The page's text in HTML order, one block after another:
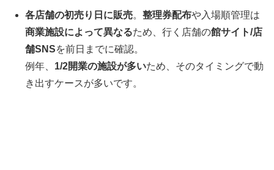
各店舗の初売り日に販売。整理券配布や入場順管理は
商業施設によって異なるため、行く店舗の館サイト/店
舗SNSを前日までに確認。
例年、 1/2開業の施設が多いため、そのタイミングで動
き出すケースが多いです。